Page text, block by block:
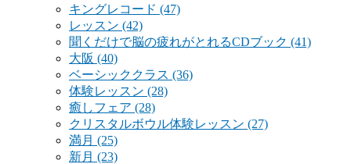
キングレコード (47)
レッスン (42)
聞くだけで脳の疲れがとれるCDブック (41)
大阪 (40)
ベーシッククラス (36)
体験レッスン (28)
癒しフェア (28)
クリスタルボウル体験レッスン (27)
満月 (25)
新月 (23)